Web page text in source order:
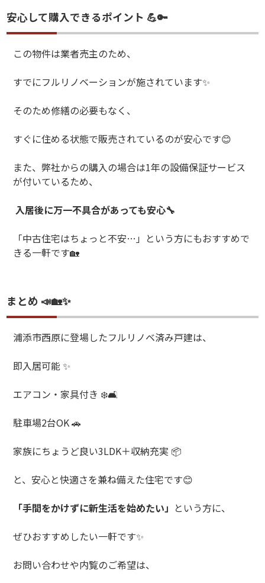
安心して購入できるポイント 💪🔑
この物件は業者売主のため、
すでにフルリノベーションが施されています✨
そのため修繕の必要もなく、
すぐに住める状態で販売されているのが安心です😊
また、弊社からの購入の場合は1年の設備保証サービス
が付いているため、
入居後に万一不具合があっても安心🔧
「中古住宅はちょっと不安… 」という方にもおすすめで
きる一軒です🏡
まとめ 📣🏡✨
浦添市西原に登場したフルリノベ済み戸建は、
即入居可能✨
エアコン・家具付き ❄️🛋️
駐車場2台OK🚗
家族にちょうど良い3LDK＋収納充実 📦
と、安心と快適さを兼ね備えた住宅です😊
「手間をかけずに新生活を始めたい」 という方に、
ぜひおすすめしたい一軒です✨
お問い合わせや内覧のご希望は、